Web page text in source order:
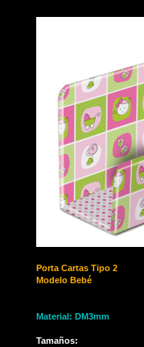
Porta Cartas Tipo 2
Modelo Bebé
Material: DM3mm
Tamaños: